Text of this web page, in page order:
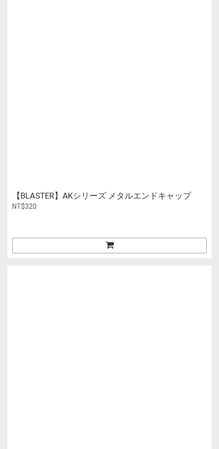
【BLASTER】AKシリーズ メタルエンドキャップ
NT$320